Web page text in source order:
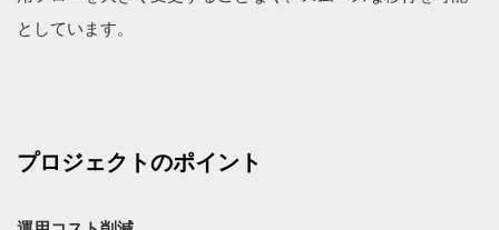
としています。
プロジェクトのポイント